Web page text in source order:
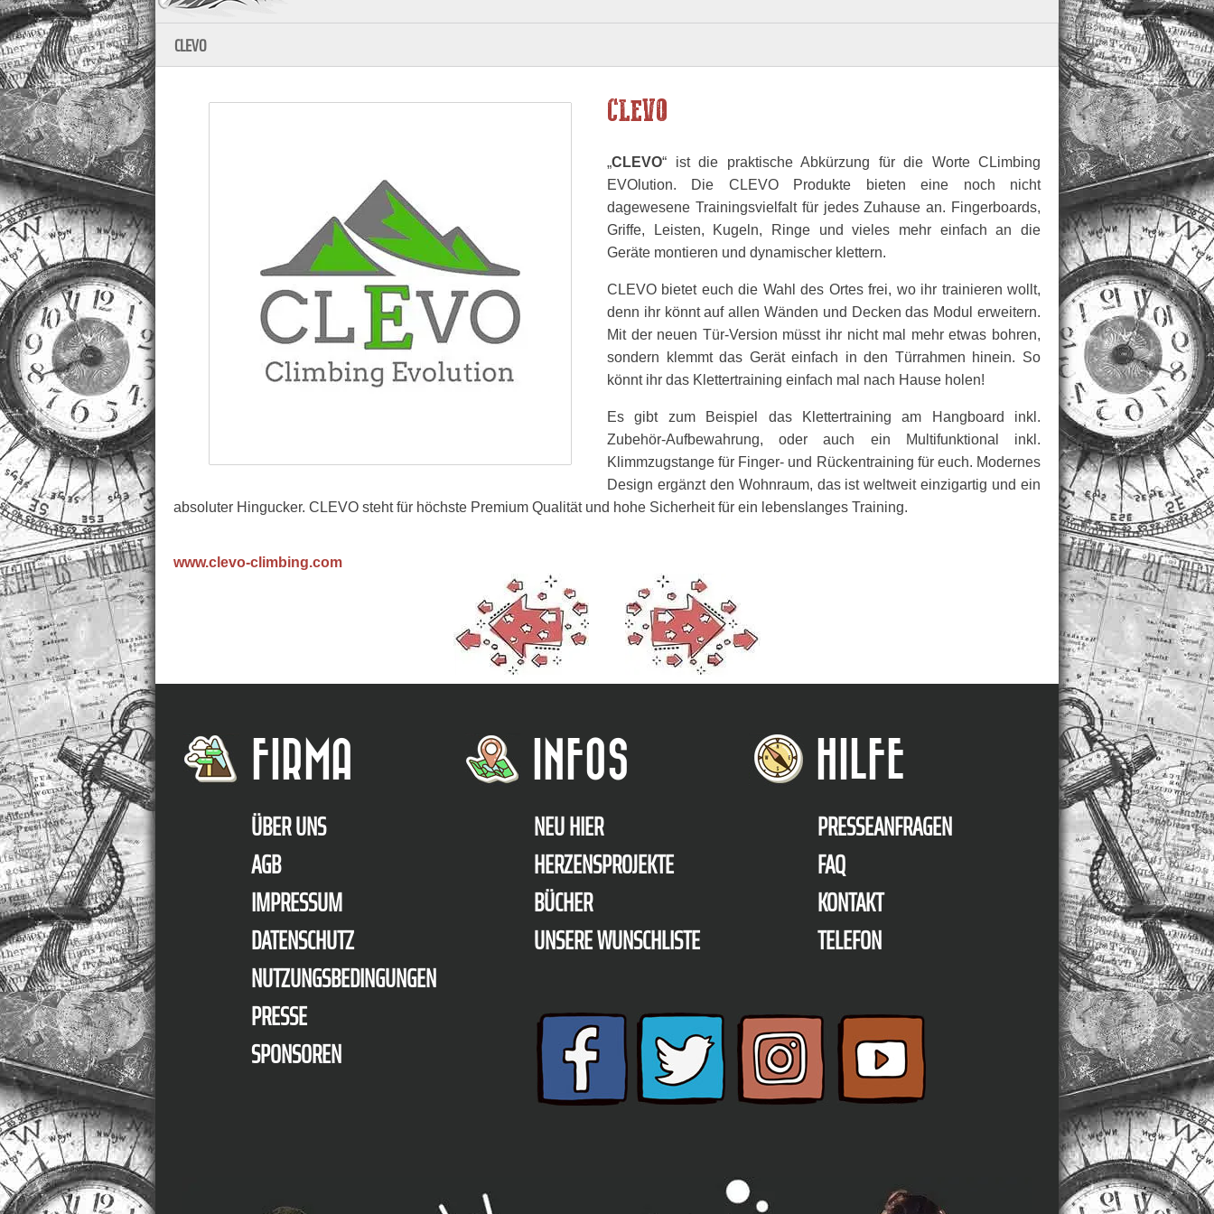
CLEVO
CLEVO
„CLEVO“ ist die praktische Abkürzung für die Worte CLimbing
EVOlution. Die CLEVO Produkte bieten eine noch nicht
dagewesene Trainingsvielfalt für jedes Zuhause an. Fingerboards,
Griffe, Leisten, Kugeln, Ringe und vieles mehr einfach an die
Geräte montieren und dynamischer klettern.
CLEVO bietet euch die Wahl des Ortes frei, wo ihr trainieren wollt,
denn ihr könnt auf allen Wänden und Decken das Modul erweitern.
Mit der neuen Tür-Version müsst ihr nicht mal mehr etwas bohren,
sondern klemmt das Gerät einfach in den Türrahmen hinein. So
könnt ihr das Klettertraining einfach mal nach Hause holen!
Es gibt zum Beispiel das Klettertraining am Hangboard inkl.
Zubehör-Aufbewahrung, oder auch ein Multifunktional inkl.
Klimmzugstange für Finger- und Rückentraining für euch. Modernes
Design ergänzt den Wohnraum, das ist weltweit einzigartig und ein
absoluter Hingucker. CLEVO steht für höchste Premium Qualität und hohe Sicherheit für ein lebenslanges Training.
www.clevo-climbing.com
FIRMA
ÜBER UNS
AGB
IMPRESSUM
DATENSCHUTZ
NUTZUNGSBEDINGUNGEN
PRESSE
SPONSOREN
INFOS
NEU HIER
HERZENSPROJEKTE
BÜCHER
UNSERE WUNSCHLISTE
HILFE
PRESSEANFRAGEN
FAQ
KONTAKT
TELEFON